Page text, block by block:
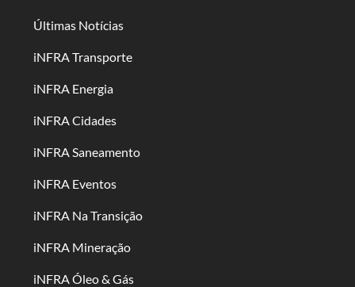
Últimas Notícias
iNFRA Transporte
iNFRA Energia
iNFRA Cidades
iNFRA Saneamento
iNFRA Eventos
iNFRA Na Transição
iNFRA Mineração
iNFRA Óleo & Gás